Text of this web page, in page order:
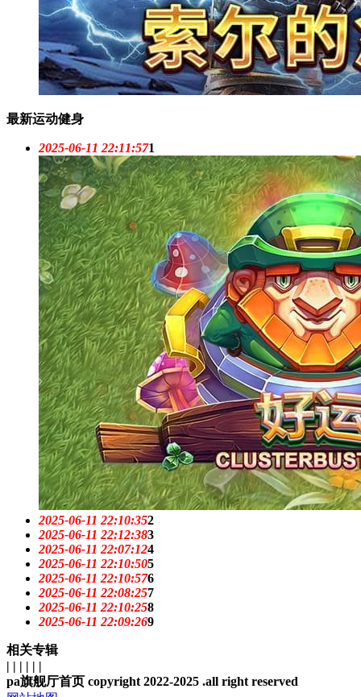
最新运动健身
2025-06-11 22:11:571
2025-06-11 22:10:352
2025-06-11 22:12:383
2025-06-11 22:07:124
2025-06-11 22:10:505
2025-06-11 22:10:576
2025-06-11 22:08:257
2025-06-11 22:10:258
2025-06-11 22:09:269
相关专辑
| | | | | |
pa旗舰厅首页 copyright 2022-2025 .all right reserved